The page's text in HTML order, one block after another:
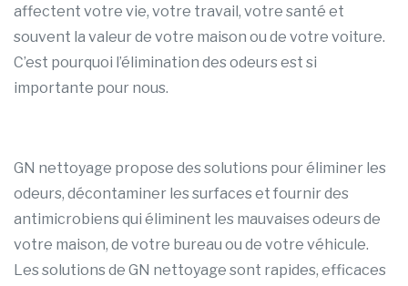
affectent votre vie, votre travail, votre santé et
souvent la valeur de votre maison ou de votre voiture.
C’est pourquoi l’élimination des odeurs est si
importante pour nous.
GN nettoyage propose des solutions pour éliminer les
odeurs, décontaminer les surfaces et fournir des
antimicrobiens qui éliminent les mauvaises odeurs de
votre maison, de votre bureau ou de votre véhicule.
Les solutions de GN nettoyage sont rapides, efficaces